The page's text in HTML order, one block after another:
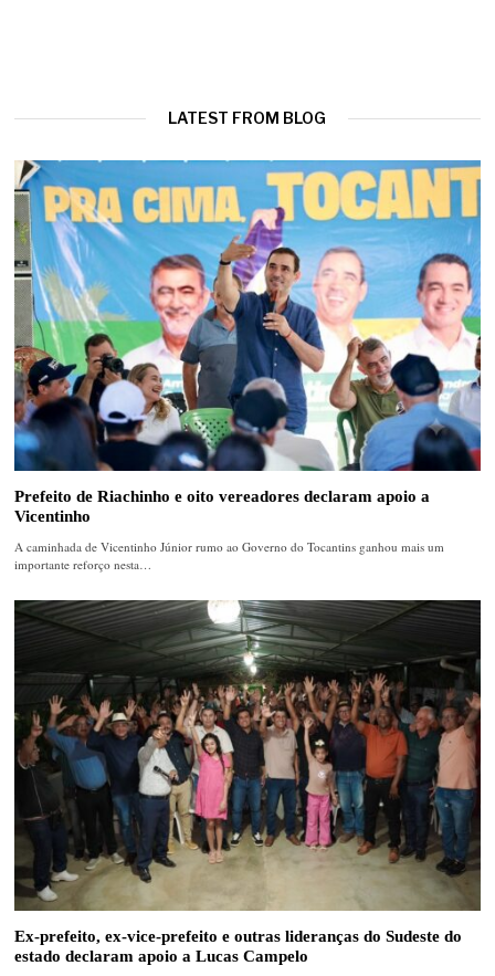
LATEST FROM BLOG
Prefeito de Riachinho e oito vereadores declaram apoio a
Vicentinho
A caminhada de Vicentinho Júnior rumo ao Governo do Tocantins ganhou mais um
importante reforço nesta…
Ex-prefeito, ex-vice-prefeito e outras lideranças do Sudeste do
estado declaram apoio a Lucas Campelo